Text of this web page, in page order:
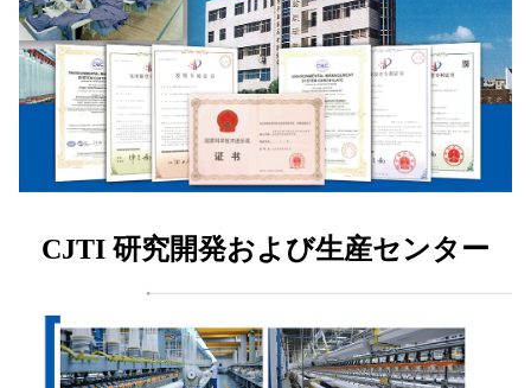
CJTI 研究開発および生産センター